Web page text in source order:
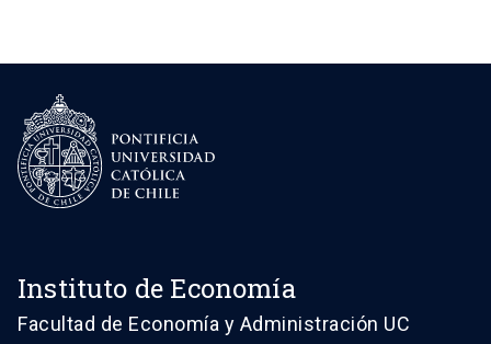
Instituto de Economía
Facultad de Economía y Administración UC